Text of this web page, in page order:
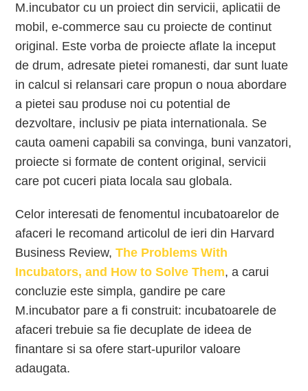
M.incubator cu un proiect din servicii, aplicatii de
mobil, e-commerce sau cu proiecte de continut
original. Este vorba de proiecte aflate la inceput
de drum, adresate pietei romanesti, dar sunt luate
in calcul si relansari care propun o noua abordare
a pietei sau produse noi cu potential de
dezvoltare, inclusiv pe piata internationala. Se
cauta oameni capabili sa convinga, buni vanzatori,
proiecte si formate de content original, servicii
care pot cuceri piata locala sau globala.
Celor interesati de fenomentul incubatoarelor de
afaceri le recomand articolul de ieri din Harvard
Business Review,The Problems With
Incubators, and How to Solve Them, a carui
concluzie este simpla, gandire pe care
M.incubator pare a fi construit: incubatoarele de
afaceri trebuie sa fie decuplate de ideea de
finantare si sa ofere start-upurilor valoare
adaugata.